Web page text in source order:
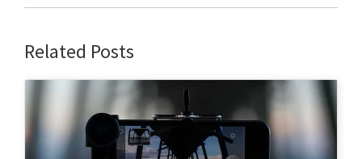
Related Posts